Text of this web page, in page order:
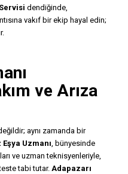
dendiğinde,
vakıf bir ekip hayal edin;
ve Arıza
aynı zamanda bir
Eşya Uzmanı , bünyesinde
ve uzman teknisyenleriyle,
tabi tutar. Adapazarı